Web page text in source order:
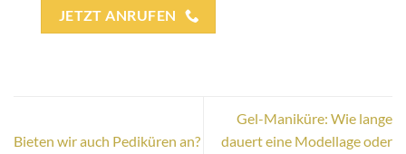
JETZT ANRUFEN
Bieten wir auch Pediküren an?
Gel-Maniküre: Wie lange
dauert eine Modellage oder